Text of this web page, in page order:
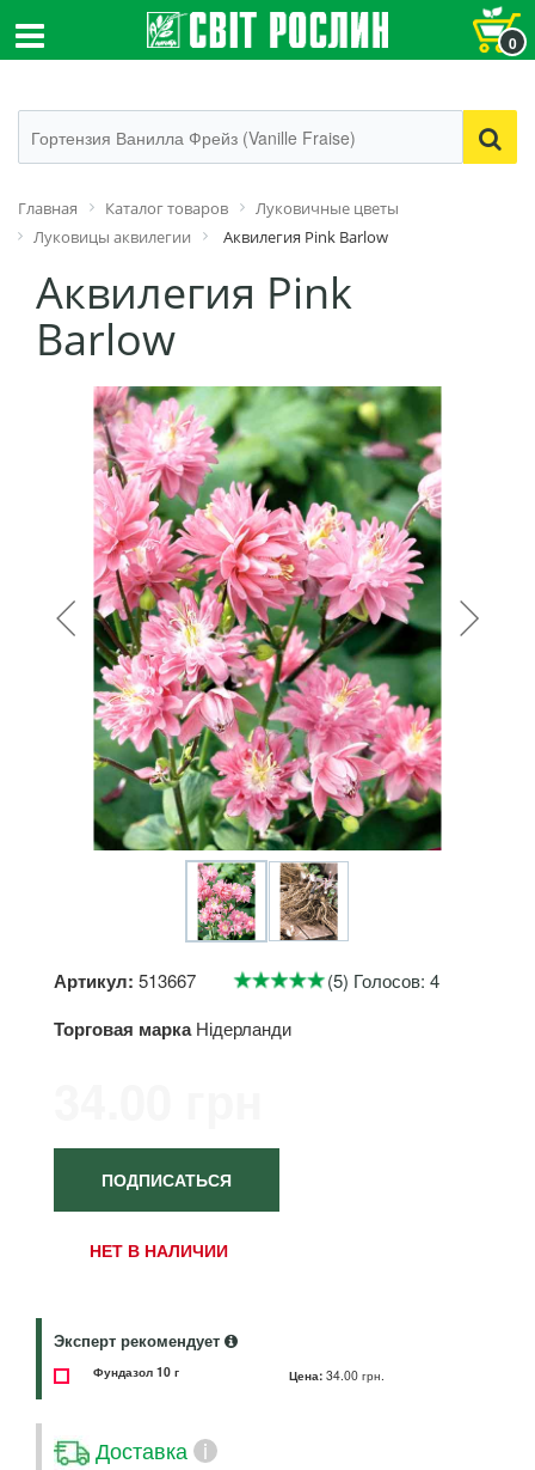
0
Главная Каталог товаров
Луковичные цветы
Луковицы аквилегии
Аквилегия Pink Barlow
Аквилегия Pink
Barlow
Артикул: 513667 (5) Голосов: 4
Торговая марка Нідерланди
ПОДПИСАТЬСЯ
НЕТ В НАЛИЧИИ
Эксперт рекомендует
Фундазол 10 г Цена: 34.00 грн.
Доставка i